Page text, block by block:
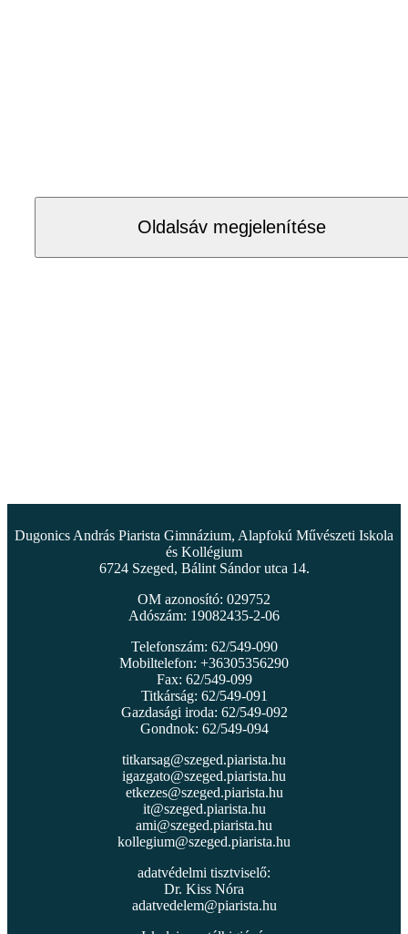
Oldalsáv megjelenítése
Dugonics András Piarista Gimnázium, Alapfokú Művészeti Iskola
és Kollégium
6724 Szeged, Bálint Sándor utca 14.
OM azonosító: 029752
Adószám: 19082435-2-06
Telefonszám: 62/549-090
Mobiltelefon: +36305356290
Fax: 62/549-099
Titkárság: 62/549-091
Gazdasági iroda: 62/549-092
Gondnok: 62/549-094
titkarsag@szeged.piarista.hu
igazgato@szeged.piarista.hu
etkezes@szeged.piarista.hu
it@szeged.piarista.hu
ami@szeged.piarista.hu
kollegium@szeged.piarista.hu
adatvédelmi tisztviselő:
Dr. Kiss Nóra
adatvedelem@piarista.hu